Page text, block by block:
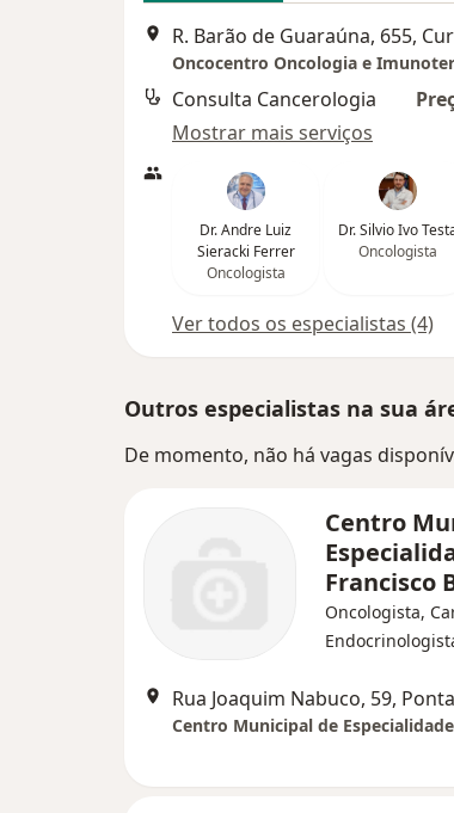
R. Barão de Guaraúna, 655,
Oncocentro Oncologia e
Consulta Cancerologia
Mostrar mais serviços
Dr. Andre Luiz
Sieracki Ferrer
Oncologista
Dr. Silvio Ivo
Oncologista
Ver todos os especialistas (4)
Outros especialistas na sua
De momento, não há vagas
Centro
Francisco
Oncologista,
Rua Joaquim Nabuco, 59,